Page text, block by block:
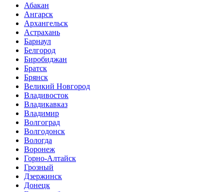
Абакан
Ангарск
Архангельск
Астрахань
Барнаул
Белгород
Биробиджан
Братск
Брянск
Великий Новгород
Владивосток
Владикавказ
Владимир
Волгоград
Волгодонск
Вологда
Воронеж
Горно-Алтайск
Грозный
Дзержинск
Донецк